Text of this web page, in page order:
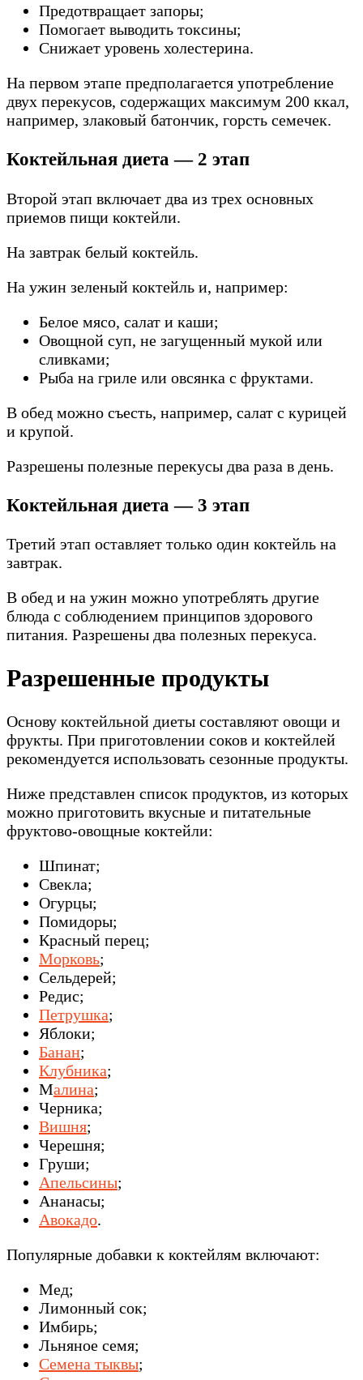
Предотвращает запоры;
Помогает выводить токсины;
Снижает уровень холестерина.
На первом этапе предполагается употребление
двух перекусов, содержащих максимум 200 ккал,
например, злаковый батончик, горсть семечек.
Коктейльная диета — 2 этап
Второй этап включает два из трех основных
приемов пищи коктейли.
На завтрак белый коктейль.
На ужин зеленый коктейль и, например:
Белое мясо, салат и каши;
Овощной суп, не загущенный мукой или
сливками;
Рыба на гриле или овсянка с фруктами.
В обед можно съесть, например, салат с курицей
и крупой.
Разрешены полезные перекусы два раза в день.
Коктейльная диета — 3 этап
Третий этап оставляет только один коктейль на
завтрак.
В обед и на ужин можно употреблять другие
блюда с соблюдением принципов здорового
питания. Разрешены два полезных перекуса.
Разрешенные продукты
Основу коктейльной диеты составляют овощи и
фрукты. При приготовлении соков и коктейлей
рекомендуется использовать сезонные продукты.
Ниже представлен список продуктов, из которых
можно приготовить вкусные и питательные
фруктово-овощные коктейли:
Шпинат;
Свекла;
Огурцы;
Помидоры;
Красный перец;
Морковь;
Сельдерей;
Редис;
Петрушка;
Яблоки;
Банан;
Клубника;
Малина;
Черника;
Вишня;
Черешня;
Груши;
Апельсины;
Ананасы;
Авокадо.
Популярные добавки к коктейлям включают:
Мед;
Лимонный сок;
Имбирь;
Льняное семя;
Семена тыквы;